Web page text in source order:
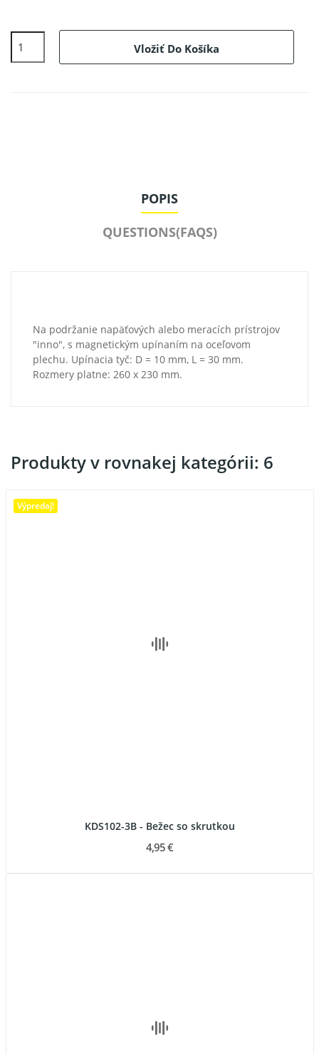
Vložiť Do Košíka
POPIS
QUESTIONS(FAQS)
Na podržanie napäťových alebo meracích prístrojov
"inno", s magnetickým upínaním na oceľovom
plechu. Upínacia tyč: D = 10 mm, L = 30 mm.
Rozmery platne: 260 x 230 mm.
Produkty v rovnakej kategórii: 6
Výpredaj!
KDS102-3B - Bežec so skrutkou
4,95 €